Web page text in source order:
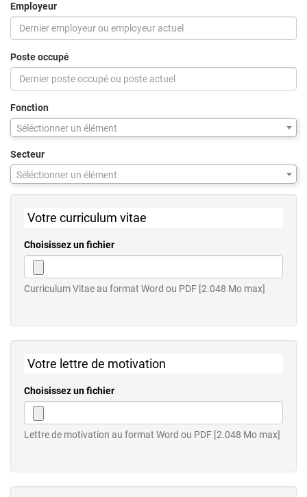
Employeur
Poste occupé
Fonction
Séléctionner un élément
Secteur
Séléctionner un élément
Votre curriculum vitae
Choisissez un fichier
Curriculum Vitae au format Word ou PDF [2.048 Mo max]
Votre lettre de motivation
Choisissez un fichier
Lettre de motivation au format Word ou PDF [2.048 Mo max]